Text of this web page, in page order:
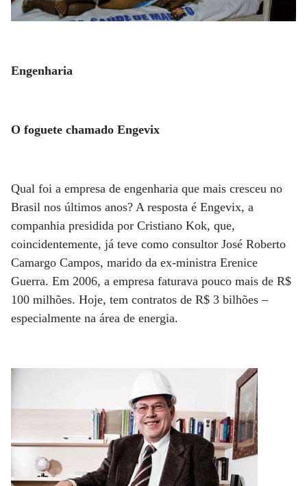
Engenharia
O foguete chamado Engevix
Qual foi a empresa de engenharia que mais cresceu no
Brasil nos últimos anos? A resposta é Engevix, a
companhia presidida por Cristiano Kok, que,
coincidentemente, já teve como consultor José Roberto
Camargo Campos, marido da ex-ministra Erenice
Guerra. Em 2006, a empresa faturava pouco mais de R$
100 milhões. Hoje, tem contratos de R$ 3 bilhões –
especialmente na área de energia.